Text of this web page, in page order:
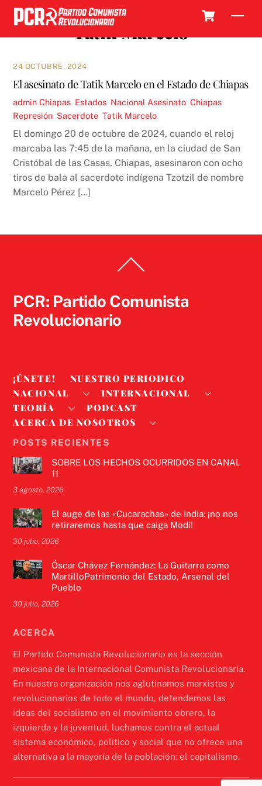
Skip
content
Tatik Marcelo
24 OCTUBRE, 2024
El asesinato de Tatik Marcelo en el Estado de Chiapas
admin Chiapas Estados Nacional Asesinato ,Chiapas
Represión Sacerdote ,Tatik Marcelo
El domingo 20 de octubre de 2024, cuando el reloj
marcaba las 7:45 de la mañana, en la ciudad de San
Cristóbal de las Casas, Chiapas, asesinaron con ocho
tiros de bala al sacerdote indígena Tzotzil de nombre
Marcelo Pérez […]
To
PCR: Partido Comunista
Revolucionario
¡ÚNETE!
NUESTRO PERIODICO
NACIONAL
INTERNACIONAL
TEORÍA
PODCAST
ACERCA DE NOSOTROS
POSTS RECIENTES
SOBRE LOS HECHOS OCURRIDOS EN CANAL
11
3 agosto, 2026
El auge de las «Cucarachas» de India: ¡no nos
retiraremos hasta que caiga Modi!
30 julio, 2026
Óscar Chávez Fernández: La Guitarra como
MartilloPatrimonio del Estado, Arsenal del
Pueblo
30 julio, 2026
ACERCA
El Partido Comunista Revolucionario es la sección
mexicana de la Internacional Comunista Revolucionaria.
En nuestra organización nos aglutinamos marxistas y
revolucionarios de todo el mundo, defendemos las
ideas del socialismo en el movimiento obrero, la
izquierda y la juventud, luchamos contra el actual
sistema económico, político y social que no ofrece una
alternativa a la mayoría de la población: el capitalismo.